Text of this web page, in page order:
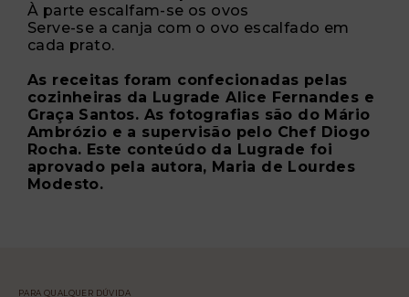
À parte escalfam-se os ovos
Serve-se a canja com o ovo escalfado em
cada prato.
As receitas foram confecionadas pelas
cozinheiras da Lugrade Alice Fernandes e
Graça Santos. As fotografias são do Mário
Ambrózio e a supervisão pelo Chef Diogo
Rocha. Este conteúdo da Lugrade foi
aprovado pela autora, Maria de Lourdes
Modesto.
PARA QUALQUER DÚVIDA